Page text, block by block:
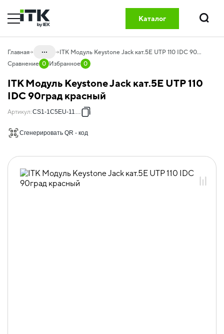
Каталог
Поиск
Главная ...
20.03 Компоненты СКС медные
20.03.03 Розетки, адаптеры и модули
20.03.03.01 Розетки, адаптеры и
20.03.03.01.01 Модули Keystone Jack
20.03.03.01.01.01 Модули Keystone
ITK Модуль Keystone Jack кат.5E UTP 110 IDC 90град красный
Сравнение 0 Избранное 0
ITK Модуль Keystone Jack кат.5E UTP 110
IDC 90град красный
Артикул:CS1-1C5EU-11-04
Сгенерировать QR - код